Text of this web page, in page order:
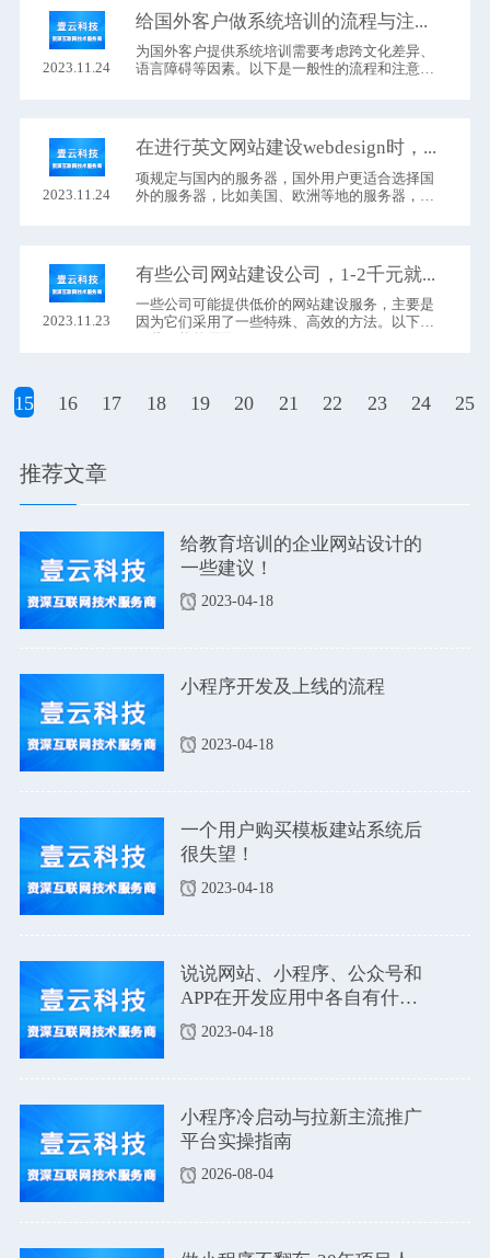
2023.11.24
为国外客户提供系统培训需要考虑跨文化差异、
语言障碍等因素。以下是一般性的流程和注意事
2023.11.24
项规定与国内的服务器，国外用户更适合选择国
外的服务器，比如美国、欧洲等地的服务器，这
2023.11.23
一些公司可能提供低价的网站建设​服务，主要是
因为它们采用了一些特殊、高效的方法。以下是
15 16 17 18 19 20 21 22 23 24 25
推荐文章
给教育培训的企业网站设计的
一些建议！
2023-04-18
小程序开发及上线的流程
2023-04-18
一个用户购买模板建站系统后
很失望！
2023-04-18
说说网站、小程序、公众号和
APP在开发应用中各自有什么
优点和缺点吗？
2023-04-18
小程序冷启动与拉新主流推广
平台实操指南
2026-08-04